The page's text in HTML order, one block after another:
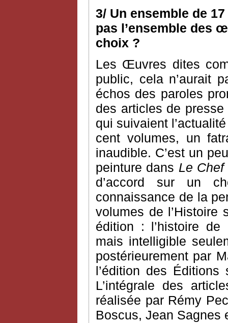
3/ Un ensemble de
pas l’ensemble des
choix ?
Les Œuvres dites
public, cela n’aurait
échos des paroles
des articles de
qui suivaient
cent volumes, un
inaudible. C’est un
peinture dans Le
d’accord sur un
connaissance de la
volumes de l’Histoire
édition : l’histoire
mais intelligible
postérieurement par
l’édition des
L’intégrale des
réalisée par Rémy
Boscus, Jean Sagnes